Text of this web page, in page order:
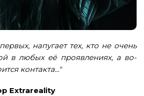
напугает тех, кто не очень
в любых её проявлениях, а во-
контакта..."
Extrareality